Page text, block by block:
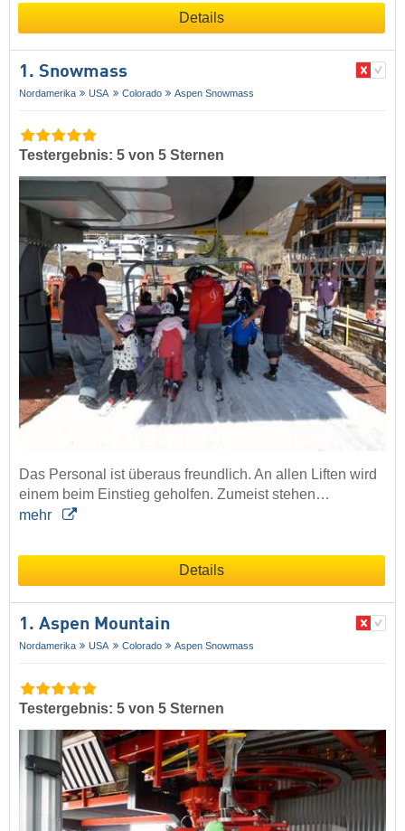
Details
1. Snowmass
Nordamerika USA Colorado Aspen Snowmass
Testergebnis: 5 von 5 Sternen
Das Personal ist überaus freundlich. An allen Liften wird
einem beim Einstieg geholfen. Zumeist stehen…
mehr
Details
1. Aspen Mountain
Nordamerika USA Colorado Aspen Snowmass
Testergebnis: 5 von 5 Sternen